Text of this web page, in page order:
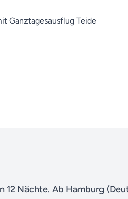
Ganztagesausflug Teide
12 Nächte. Ab Hamburg